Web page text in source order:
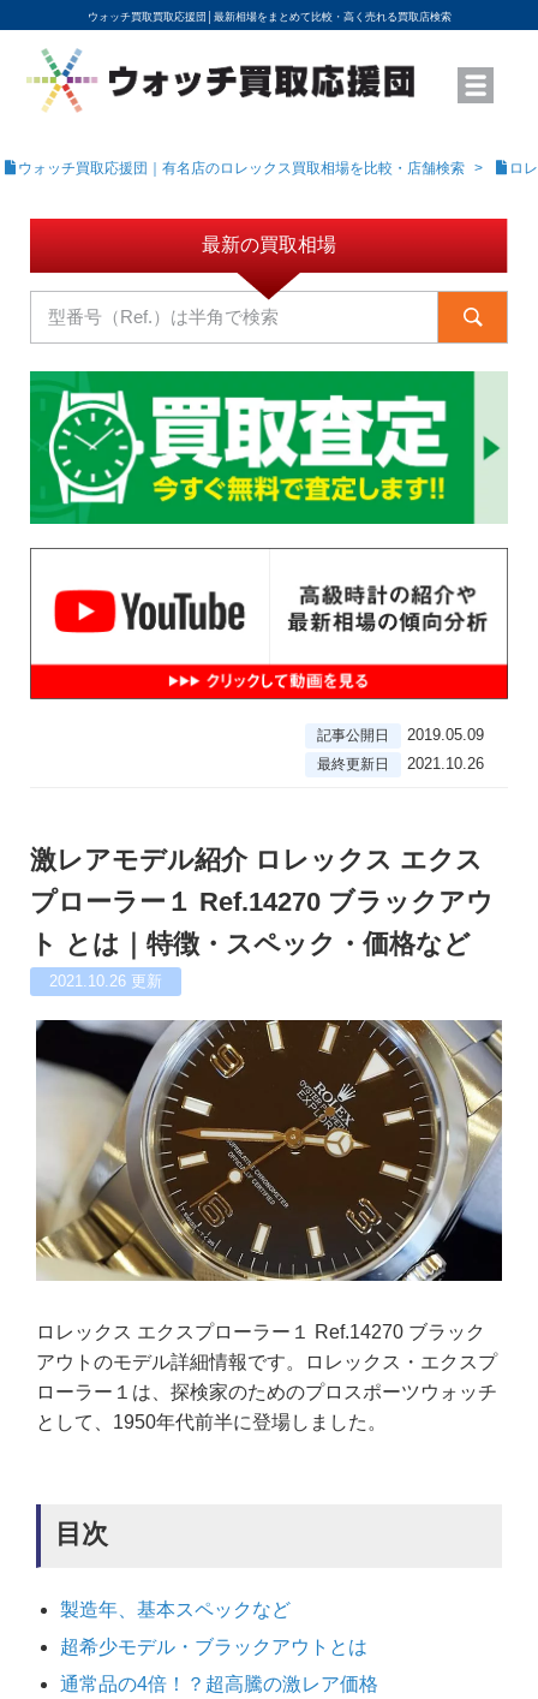
ウォッチ買取買取応援団│ 最新相場をまとめて比較・高く売れる買取店検索
YouTubeで動画を公開中
ROLEXモデル名から買取相場を調べる
高級時計ブランド名から買取相場を調べる
地域から買取店を探す
店舗名から買取店を探す
ブランド時計を高く売る方法
買取査定を依頼する
ウォッチ買取応援団｜有名店のロレックス買取相場を比較・店舗検索 ロ
最新の買取相場
記事公開日 2019.05.09
最終更新日 2021.10.26
激レアモデル紹介 ロレックス エクス
プローラー１ Ref.14270 ブラックアウ
ト とは｜特徴・スペック・価格など
2021.10.26 更新
ロレックス エクスプローラー１ Ref.14270 ブラック
アウトのモデル詳細情報です。ロレックス・エクスプ
ローラー１は、探検家のためのプロスポーツウォッチ
として、1950年代前半に登場しました。
目次
製造年、基本スペックなど
超希少モデル・ブラックアウトとは
通常品の4倍！？超高騰の激レア価格